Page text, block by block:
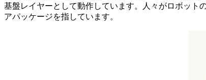
基盤レイヤーとして動作しています。人々がロボット
アパッケージを指しています。